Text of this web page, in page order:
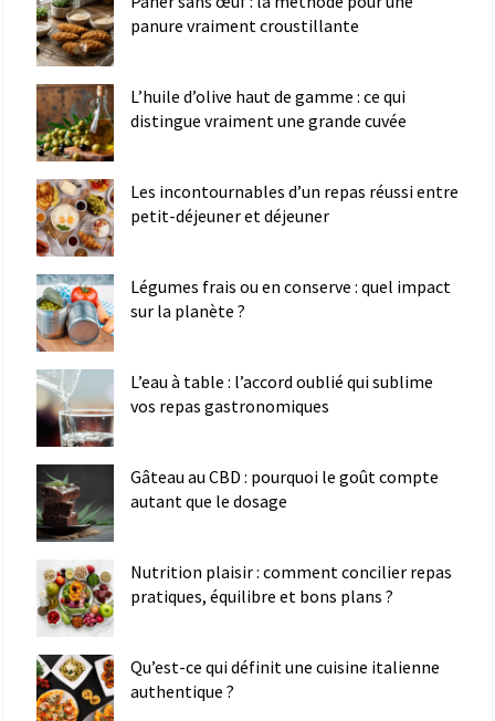
panure vraiment croustillante
L’huile d’olive haut de gamme : ce qui
distingue vraiment une grande cuvée
Les incontournables d’un repas réussi entre
petit-déjeuner et déjeuner
Légumes frais ou en conserve : quel impact
sur la planète ?
L’eau à table : l’accord oublié qui sublime
vos repas gastronomiques
Gâteau au CBD : pourquoi le goût compte
autant que le dosage
Nutrition plaisir : comment concilier repas
pratiques, équilibre et bons plans ?
Qu’est-ce qui définit une cuisine italienne
authentique ?